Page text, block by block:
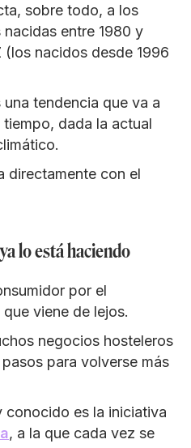
sobre todo, a los
entre 1980 y
nacidos desde 1996
tendencia que va a
dada la actual
directamente con el
lo está haciendo
por el
viene de lejos.
negocios hosteleros
para volverse más
conocido es la iniciativa
, a la que cada vez se